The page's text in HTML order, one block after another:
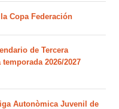
Copa Federación
de Tercera
2026/2027
Autonòmica Juvenil de